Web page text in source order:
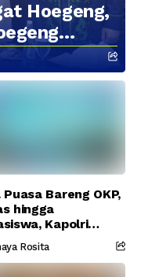
Hoegeng,
Puasa Bareng OKP,
hingga
Kapolri
Jaga
Dukung
Pemerintah
Rosita